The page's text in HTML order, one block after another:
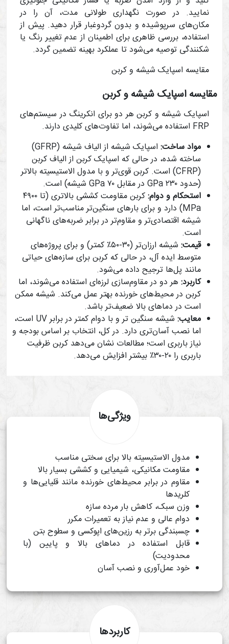
نمایید. در صورت نگهداری طولانی‌ مدت، آن را در
مکان‌های سرپوشیده و بدون گردوغبار قرار دهید. پیش از
استفاده، بررسی ظاهری برای اطمینان از عدم تغییر رنگ یا
شکنندگی توصیه می‌شود تا عملکرد بهینه تضمین گردد.
مقایسه اسپایک شیشه و کربن
مقایسه اسپایک شیشه و کربن
اسپایک شیشه و کربن هر دو برای انکرینگ در سیستم‌های
FRP استفاده می‌شوند، اما تفاوت‌های کلیدی دارند.
مواد ساخت:
اسپایک شیشه از الیاف شیشه (GFRP)
ساخته شده، در حالی که اسپایک کربن از الیاف کربن
(CFRP) است. کربن قوی‌تر و با مدول الاستیسیته بالاتر
(حدود ۲۳۰ GPa در مقابل ۷۰ GPa شیشه) است.
استحکام و دوام:
کربن مقاومت کششی بالاتری (تا ۴۹۰۰
MPa) دارد و برای بارهای سنگین‌تر مناسب‌تر است، اما
شیشه اقتصادی‌تر و مقاوم‌تر در برابر ضربه‌های ناگهانی
است.
قیمت:
شیشه ارزان‌تر (۳۰-۵۰٪ کمتر) و برای پروژه‌های
متوسط ایده آل، در حالی که کربن برای سازه‌های حیاتی
مانند پل‌ها ترجیح داده می‌شود.
کاربرد: هر دو در مقاوم‌سازی لرزه‌ای استفاده می‌شوند، اما
کربن در محیط‌های خورنده بهتر عمل می‌کند. شیشه ممکن
است در دماهای بالا ضعیف‌تر باشد.
معایب:
شیشه سنگین‌ تر و با دوام کمتر در برابر UV است،
اما نصب آسان‌تری دارد. در کل، انتخاب بر اساس بودجه و
نیاز باربری است؛ مطالعات نشان می‌دهد کربن ظرفیت
باربری را ۲۰-۳۰٪ بیشتر افزایش می‌دهد.
ویژگی‌ها
مدول الاستیسیته بالا برای سختی مناسب
مقاومت مکانیکی، شیمیایی و کششی بسیار بالا
مقاوم در برابر محیط‌های خورنده مانند قلیایی‌ها و
کلریدها
وزن سبک، کاهش بار مرده سازه
دوام عالی و عدم نیاز به تعمیرات مکرر
چسبندگی برتر به رزین‌های اپوکسی و سطوح بتن
قابل استفاده در دماهای بالا و پایین (با
محدودیت)
خود عمل‌آوری و نصب آسان
کاربردها